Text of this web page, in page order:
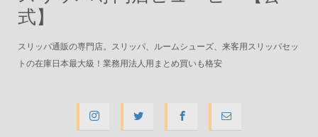
式】
スリッパ通販の専門店。スリッパ、ルームシューズ、来客用スリッパセッ
トの在庫日本最大級！業務用法人用まとめ買いも格安